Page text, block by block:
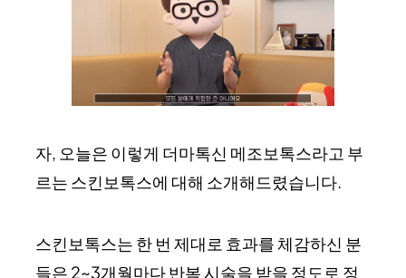
자, 오늘은 이렇게 더마톡신 메조보톡스라고 부
르는 스킨보톡스에 대해 소개해드렸습니다.
스킨보톡스는 한 번 제대로 효과를 체감하신 분
들은 2~3개월마다 반복 시술을 받을 정도로 정